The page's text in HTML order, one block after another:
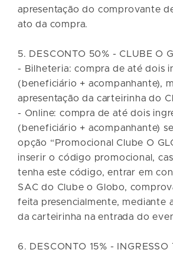
apresentação do comprovante
ato da compra.
5. DESCONTO 50% - CLUBE O
- Bilheteria: compra de até dois
(beneficiário + acompanhante),
apresentação da carteirinha do
- Online: compra de até dois
(beneficiário + acompanhante)
opção “Promocional Clube O
inserir o código promocional,
tenha este código, entrar em
SAC do Clube o Globo,
feita presencialmente, mediante
da carteirinha na entrada do
6. DESCONTO 15% - INGRESSO